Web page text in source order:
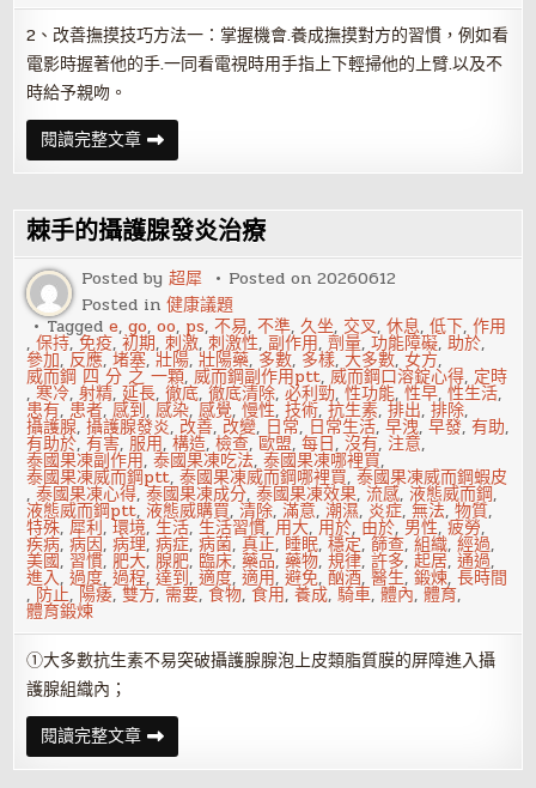
2、改善撫摸技巧方法一：掌握機會.養成撫摸對方的習慣，例如看
電影時握著他的手.一同看電視時用手指上下輕掃他的上臂.以及不
時給予親吻。
閱讀完整文章如
何
通
技
巧
給
性
福
加
分？
棘手的攝護腺發炎治療
Posted by超犀 Posted on20260612
Posted in健康議題
Taggede,go,oo, ps,不易,不準,久坐, 交叉,休息,低下,作用
,保持,免疫,初期,刺激,刺激性,副作用,劑量,功能障礙,助於,
參加, 反應,堵塞,壯陽,壯陽藥, 多數, 多樣,大多數,女方,
威而鋼 四 分 之 一顆,威而鋼副作用ptt,威而鋼口溶錠心得, 定時
,寒冷,射精,延長,徹底,徹底清除,必利勁,性功能,性早,性生活,
患有, 患者,感到,感染,感覺,慢性,技術,抗生素,排出,排除,
攝護腺,攝護腺發炎, 改善, 改變, 日常, 日常生活,早洩,早發,有助,
有助於,有害,服用,構造,檢查,歐盟,每日,沒有, 注意,
泰國果凍副作用,泰國果凍吃法,泰國果凍哪裡買,
泰國果凍威而鋼ptt,泰國果凍威而鋼哪裡買,泰國果凍威而鋼蝦皮
,泰國果凍心得,泰國果凍成分,泰國果凍效果,流感,液態威而鋼,
液態威而鋼ptt,液態威購買,清除,滿意,潮濕, 炎症,無法,物質,
特殊,犀利,環境,生活,生活習慣, 用大, 用於, 由於, 男性,疲勞,
疾病,病因,病理,病症,病菌,真正, 睡眠,穩定,篩查,組織,經過,
美國, 習慣,肥大,腺肥, 臨床,藥品,藥物,規律,許多,起居,通過,
進入,過度,過程,達到,適度,適用,避免,酗酒,醫生,鍛煉,長時間
, 防止, 陽痿,雙方,需要,食物,食用,養成,騎車,體內,體育,
體育鍛煉
①大多數抗生素不易突破攝護腺腺泡上皮類脂質膜的屏障進入攝
護腺組織內；
閱讀完整文章棘
手
的